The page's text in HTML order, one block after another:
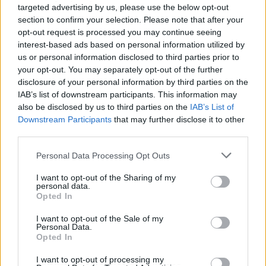
targeted advertising by us, please use the below opt-out
section to confirm your selection. Please note that after your
opt-out request is processed you may continue seeing
interest-based ads based on personal information utilized by
us or personal information disclosed to third parties prior to
your opt-out. You may separately opt-out of the further
disclosure of your personal information by third parties on the
IAB’s list of downstream participants. This information may
also be disclosed by us to third parties on the IAB’s List of
Downstream Participants that may further disclose it to other
Personal Data Processing Opt Outs
I want to opt-out of the Sharing of my
personal data.
Opted In
I want to opt-out of the Sale of my
Personal Data.
Opted In
I want to opt-out of processing my
• ristabilire chiarezza dottrinale e autorità
ecclesiale
• abbandonare l’autocrazia e tornare alla
collegialità episcopale
• ripristinare la centralità del diritto canonico
e della trasparenza finanziaria
• offrire una risposta più solida alle sfide
antropologiche moderne
• formare un Collegio cardinalizio meglio
preparato per governare la Chiesa.
due documenti rappresentano un forte
segnale per il futuro conclave, ma soprattutto
corrente, interna alla Chiesa, che desidera un
significativo cambiamento rispetto agli ultimi
A movimentare ancor più le acque da